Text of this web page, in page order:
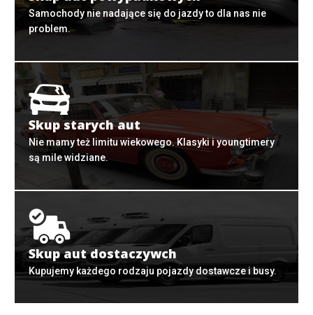
Samochody nie nadające się do jazdy to dla nas nie
problem.
Skup starych aut
Nie mamy też limitu wiekowego. Klasyki i youngtimery
są mile widziane.
Skup aut dostaczywch
Kupujemy każdego rodzaju pojazdy dostawcze i busy.